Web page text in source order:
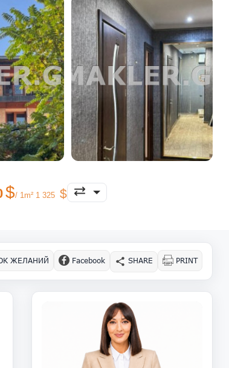
/ 1m² 1 325
ЖЕЛАНИЙ Facebook SHARE PRINT